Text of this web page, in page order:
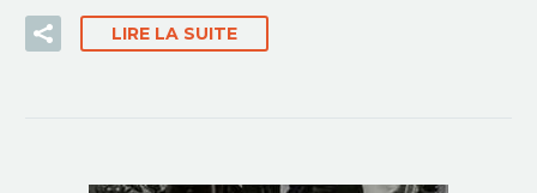
LIRE LA SUITE